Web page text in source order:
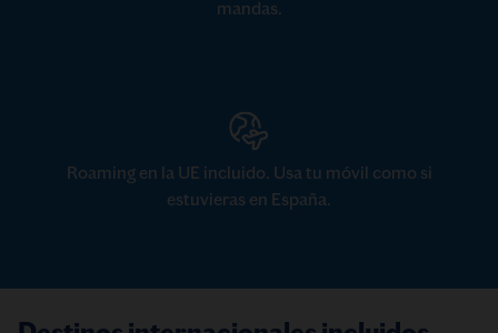
mandas.
Roaming en la UE incluido. Usa tu móvil como si
estuvieras en España.